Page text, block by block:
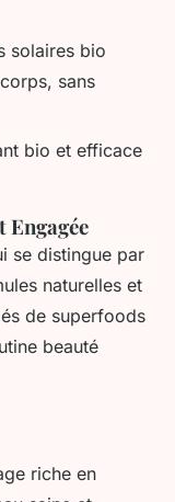
solaires bio
sans
bio et efficace
Engagée
se distingue par
naturelles et
de superfoods
beauté
riche en